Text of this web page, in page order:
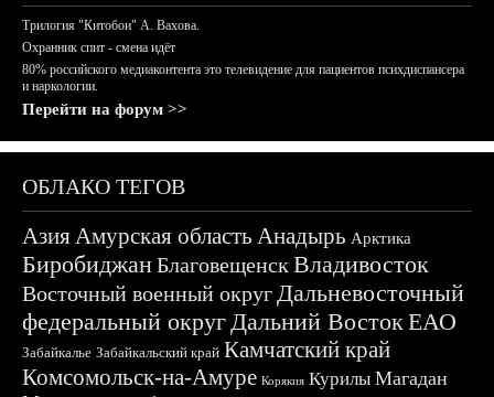
Трилогия "Китобои" А. Вахова.
Охранник спит - смена идёт
80% российского медиаконтента это телевидение для пациентов психдиспансера
и наркологии.
Перейти на форум >>
ОБЛАКО ТЕГОВ
АзияАмурская область Анадырь Арктика
БиробиджанБлаговещенскВладивосток
Восточный военный округДальневосточный
федеральный округДальний ВостокЕАО
Забайкалье Забайкальский край Камчатский край
Комсомольск-на-Амуре Корякия Курилы Магадан